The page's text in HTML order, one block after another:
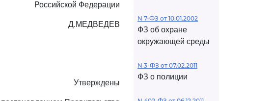
Российской Федерации
Д.МЕДВЕДЕВ
Утверждены
N 7-ФЗ от 10.01.2002
ФЗ об охране
окружающей среды
N 3-ФЗ от 07.02.2011
ФЗ о полиции